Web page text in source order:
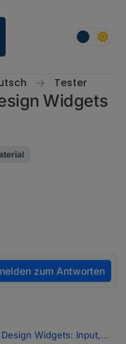
Tester
Widgets
zum Antworten
Widgets: Input,